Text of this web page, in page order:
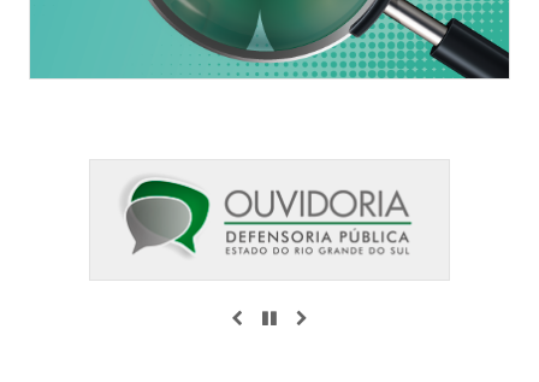
ANTERIOR
PAUSAR